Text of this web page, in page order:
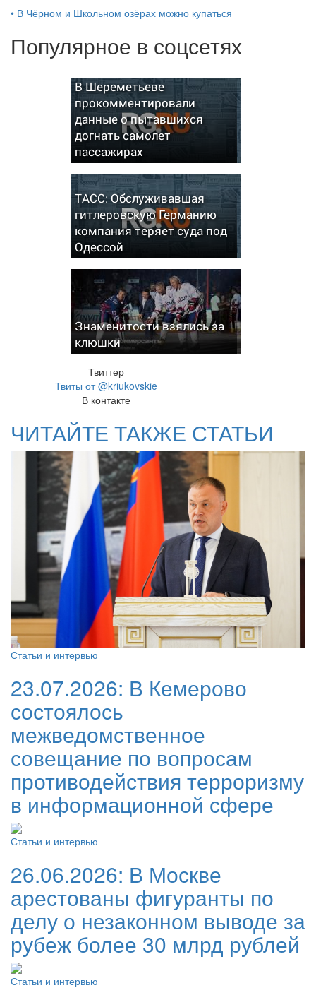
• В Чёрном и Школьном озёрах можно купаться
Популярное в соцсетях
В Шереметьеве
прокомментировали
данные о пытавшихся
догнать самолет
пассажирах
ТАСС: Обслуживавшая
гитлеровскую Германию
компания теряет суда под
Одессой
Знаменитости взялись за
клюшки
Твиттер
Твиты от @kriukovskie
В контакте
ЧИТАЙТЕ ТАКЖЕ СТАТЬИ
Статьи и интервью
23.07.2026: В Кемерово
состоялось
межведомственное
совещание по вопросам
противодействия терроризму
в информационной сфере
Статьи и интервью
26.06.2026: В Москве
арестованы фигуранты по
делу о незаконном выводе за
рубеж более 30 млрд рублей
Статьи и интервью